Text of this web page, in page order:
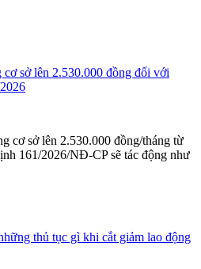
sở lên 2.530.000 đồng đối với
cơ sở lên 2.530.000 đồng/tháng từ
161/2026/NĐ-CP sẽ tác động như
thủ tục gì khi cắt giảm lao động